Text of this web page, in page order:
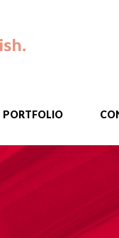
PORTFOLIO